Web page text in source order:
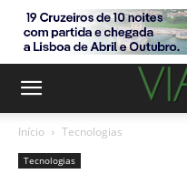
Início Tecnologias
Tecnologias